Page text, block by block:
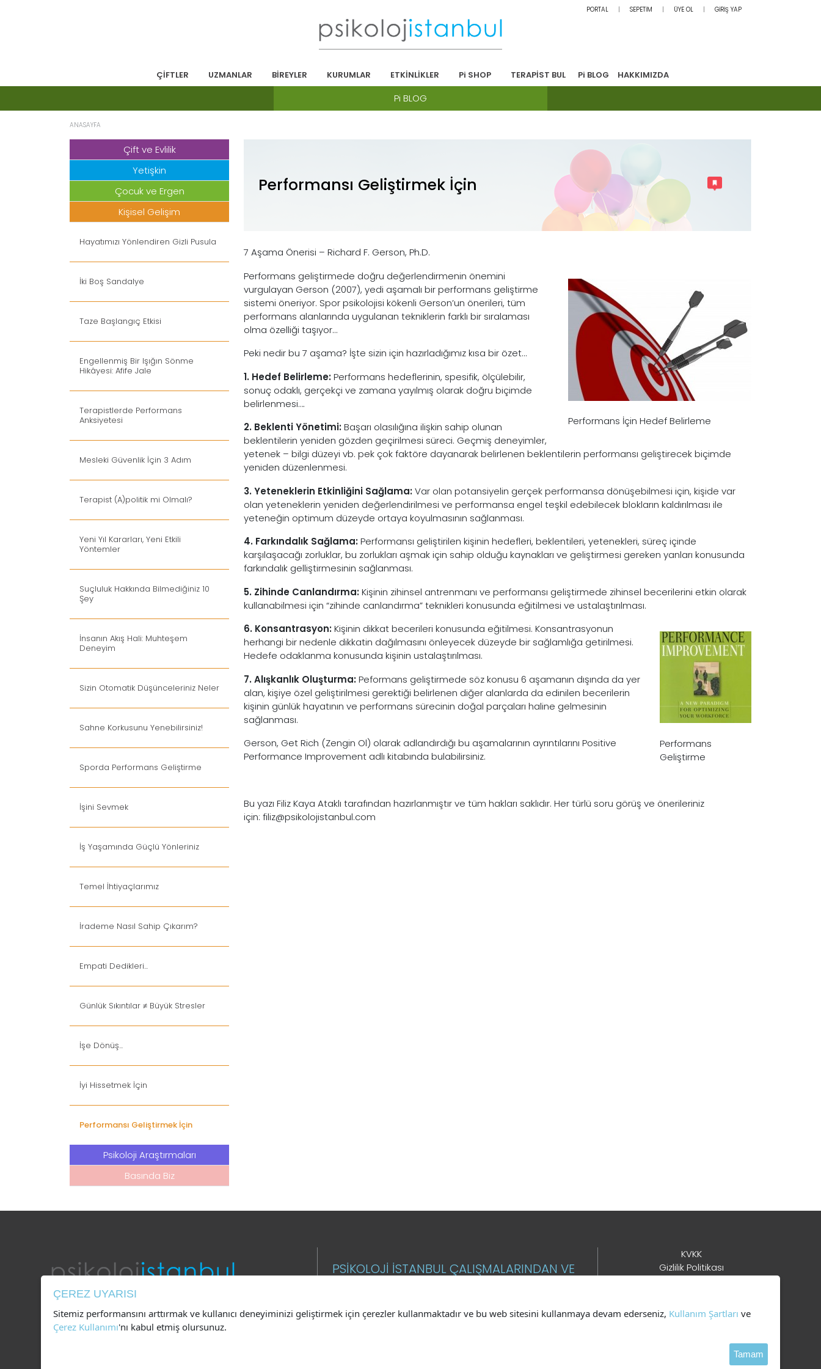
PORTAL SEPETİM ÜYE OL GİRİŞ YAP
ÇİFTLER UZMANLAR BİREYLER KURUMLAR ETKİNLİKLER Pi SHOP TERAPİST BUL Pi BLOG HAKKIMIZDA
Pi BLOG
ANASAYFA
Çift ve Evlilik
Yetişkin
Çocuk ve Ergen
Kişisel Gelişim
Hayatımızı Yönlendiren Gizli Pusula
İki Boş Sandalye
Taze Başlangıç Etkisi
Engellenmiş Bir Işığın Sönme
Hikâyesi: Afife Jale
Terapistlerde Performans
Anksiyetesi
Mesleki Güvenlik İçin 3 Adım
Terapist (A)politik mi Olmalı?
Yeni Yıl Kararları, Yeni Etkili
Yöntemler
Suçluluk Hakkında Bilmediğiniz 10
Şey
İnsanın Akış Hali: Muhteşem
Deneyim
Sizin Otomatik Düşünceleriniz Neler
Sahne Korkusunu Yenebilirsiniz!
Sporda Performans Geliştirme
İşini Sevmek
İş Yaşamında Güçlü Yönleriniz
Temel İhtiyaçlarımız
İrademe Nasıl Sahip Çıkarım?
Empati Dedikleri...
Günlük Sıkıntılar ≠ Büyük Stresler
İşe Dönüş...
İyi Hissetmek İçin
Performansı Geliştirmek İçin
Psikoloji Araştırmaları
Basında Biz
Performansı Geliştirmek İçin
7 Aşama Önerisi – Richard F. Gerson, Ph.D.
Performans İçin Hedef Belirleme
Performans geliştirmede doğru değerlendirmenin önemini
vurgulayan Gerson (2007), yedi aşamalı bir performans geliştirme
sistemi öneriyor. Spor psikolojisi kökenli Gerson’un önerileri, tüm
performans alanlarında uygulanan tekniklerin farklı bir sıralaması
olma özelliği taşıyor…
Peki nedir bu 7 aşama? İşte sizin için hazırladığımız kısa bir özet…
1. Hedef Belirleme:Performans hedeflerinin, spesifik, ölçülebilir,
sonuç odaklı, gerçekçi ve zamana yayılmış olarak doğru biçimde
belirlenmesi….
2. Beklenti Yönetimi:Başarı olasılığına ilişkin sahip olunan
beklentilerin yeniden gözden geçirilmesi süreci. Geçmiş deneyimler,
yetenek – bilgi düzeyi vb. pek çok faktöre dayanarak belirlenen beklentilerin performansı geliştirecek biçimde
yeniden düzenlenmesi.
3. Yeteneklerin Etkinliğini Sağlama:Var olan potansiyelin gerçek performansa dönüşebilmesi için, kişide var
olan yeteneklerin yeniden değerlendirilmesi ve performansa engel teşkil edebilecek blokların kaldırılması ile
yeteneğin optimum düzeyde ortaya koyulmasının sağlanması.
4. Farkındalık Sağlama:Performansı geliştirilen kişinin hedefleri, beklentileri, yetenekleri, süreç içinde
karşılaşacağı zorluklar, bu zorlukları aşmak için sahip olduğu kaynakları ve geliştirmesi gereken yanları konusunda
farkındalık gelliştirmesinin sağlanması.
5. Zihinde Canlandırma:Kişinin zihinsel antrenmanı ve performansı geliştirmede zihinsel becerilerini etkin olarak
kullanabilmesi için “zihinde canlandırma” teknikleri konusunda eğitilmesi ve ustalaştırılması.
Performans
Geliştirme
6. Konsantrasyon:Kişinin dikkat becerileri konusunda eğitilmesi. Konsantrasyonun
herhangi bir nedenle dikkatin dağılmasını önleyecek düzeyde bir sağlamlığa getirilmesi.
Hedefe odaklanma konusunda kişinin ustalaştırılması.
7. Alışkanlık Oluşturma:Peformans geliştirmede söz konusu 6 aşamanın dışında da yer
alan, kişiye özel geliştirilmesi gerektiği belirlenen diğer alanlarda da edinilen becerilerin
kişinin günlük hayatının ve performans sürecinin doğal parçaları haline gelmesinin
sağlanması.
Gerson, Get Rich (Zengin Ol) olarak adlandırdığı bu aşamalarının ayrıntılarını Positive
Performance Improvement adlı kitabında bulabilirsiniz.
Bu yazı Filiz Kaya Ataklı tarafından hazırlanmıştır ve tüm hakları saklıdır. Her türlü soru görüş ve önerileriniz
için: filiz@psikolojistanbul.com
0546 777 18 99
bilgi@psikolojistanbul.com
PSİKOLOJİ İSTANBUL ÇALIŞMALARINDAN VE
KVKK
Gizlilik Politikası
ÇEREZ UYARISI
Sitemiz performansını arttırmak ve kullanıcı deneyiminizi geliştirmek için çerezler kullanmaktadır ve bu web sitesini kullanmaya devam ederseniz, Kullanım Şartları ve
Çerez Kullanımı'nı kabul etmiş olursunuz.
Tamam